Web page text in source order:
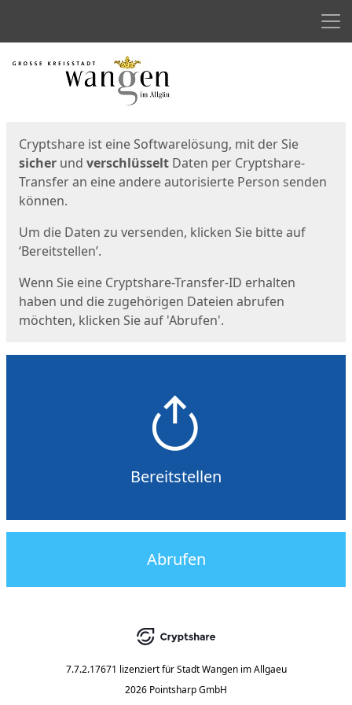
Start
Cryptshare ist eine Softwarelösung, mit der Sie
sicher und verschlüsselt Daten per Cryptshare-
Transfer an eine andere autorisierte Person senden
können.
Um die Daten zu versenden, klicken Sie bitte auf
‘Bereitstellen’.
Wenn Sie eine Cryptshare-Transfer-ID erhalten
haben und die zugehörigen Dateien abrufen
möchten, klicken Sie auf 'Abrufen'.
Bereitstellen
Abrufen
7.7.2.17671 lizenziert für Stadt Wangen im Allgaeu
2026 Pointsharp GmbH